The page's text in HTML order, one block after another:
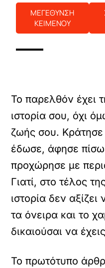
ΜΕΓΕΘΥΝΣΗ
ΚΕΙΜΕΝΟΥ
Το παρελθόν έχει
ιστορία σου, όχι
ζωής σου.
έδωσε, άφησε πίσω
προχώρησε με
Γιατί, στο τέλος
ιστορία δεν
τα όνειρα και το
δικαιούσαι να
Το πρωτότυπο